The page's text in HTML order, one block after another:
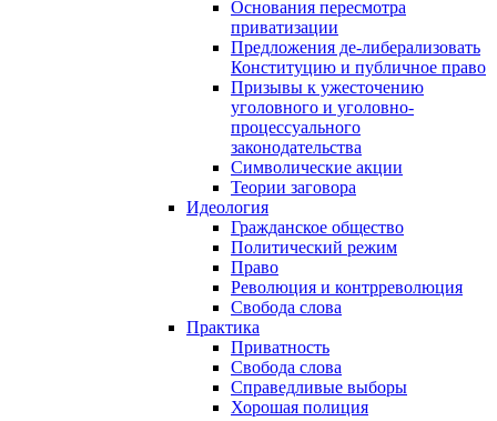
Основания пересмотра
приватизации
Предложения де-либерализовать
Конституцию и публичное право
Призывы к ужесточению
уголовного и уголовно-
процессуального
законодательства
Символические акции
Теории заговора
Идеология
Гражданское общество
Политический режим
Право
Революция и контрреволюция
Свобода слова
Практика
Приватность
Свобода слова
Справедливые выборы
Хорошая полиция